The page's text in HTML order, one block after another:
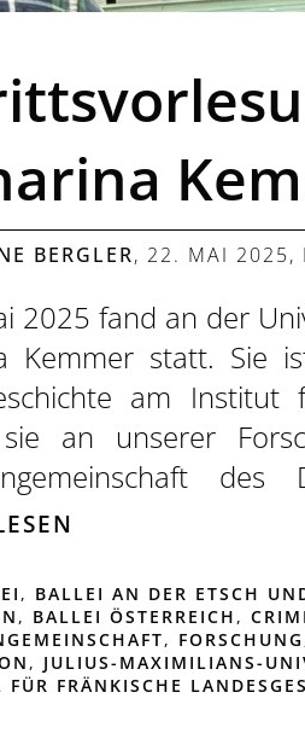
BERGLER, 22. MAI 2025,
2025 fand an der
Kemmer statt. Sie
am
an unserer
, BALLEI AN DER ETSCH
, BALLEI ÖSTERREICH ,
, FORSCHUNG
, JULIUS-MAXIMILIANS-
FÜR FRÄNKISCHE